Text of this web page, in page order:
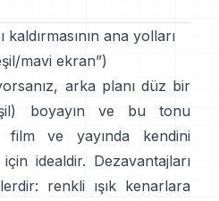
ana yolları
mavi ekran”)
arka planı düz bir
boyayın ve bu tonu
film ve yayında kendini
için idealdir. Dezavantajları
renkli ışık kenarlara